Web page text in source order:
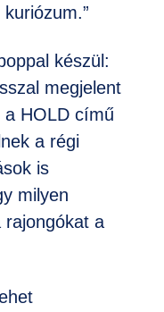
készül:
megjelent
a HOLD című
a régi
is
milyen
rajongókat a